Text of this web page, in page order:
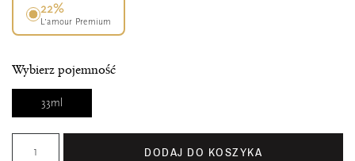
22%
L’amour Premium
Wybierz pojemność
33ml
DODAJ DO KOSZYKA